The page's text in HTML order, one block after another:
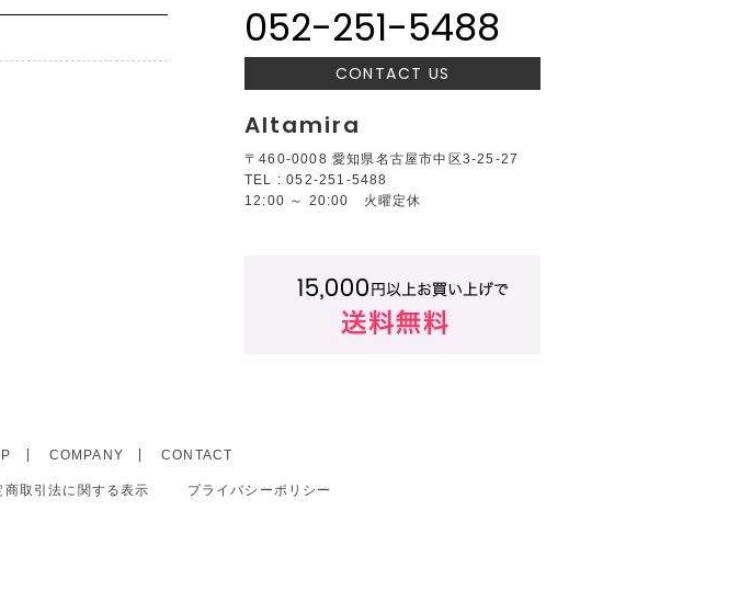
052-251-5488
CONTACT US
Altamira
〒460-0008 愛知県名古屋市中区3-25-27
TEL : 052-251-5488
12:00 ～ 20:00 火曜定休
COMPANY CONTACT
商取引法に関する表示 プライバシーポリシー